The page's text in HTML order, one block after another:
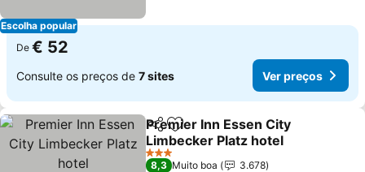
Escolha popular
De € 52
Consulte os preços de 7 sites Ver preços
PartilharAdicionar aos favoritos
Premier Inn Essen City
Limbecker Platz hotel
Ver preços
3 Estrelas
8,3 Muito boa
3.678